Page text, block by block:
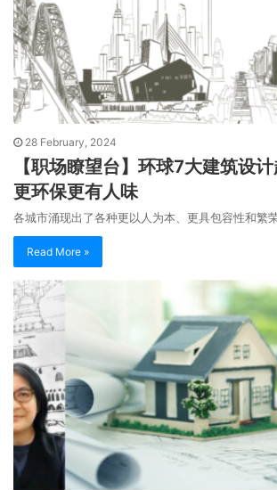
28 February, 2024
【职场瞭望台】环球7大建筑设
更环保更有人味
各城市涌现出了各种更以人为本、更具包容性和繁
Read More »